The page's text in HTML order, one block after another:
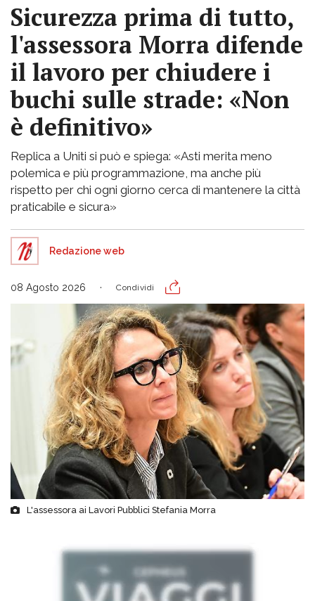
Sicurezza prima di tutto,
l'assessora Morra difende
il lavoro per chiudere i
buchi sulle strade: «Non
è definitivo»
Replica a Uniti si può e spiega: «Asti merita meno
polemica e più programmazione, ma anche più
rispetto per chi ogni giorno cerca di mantenere la città
praticabile e sicura»
Redazione web
08 Agosto 2026 Condividi
L'assessora ai Lavori Pubblici Stefania Morra